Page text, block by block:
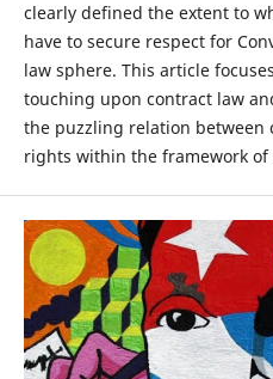
clearly defined the extent to
have to secure respect for
law sphere. This article
touching upon contract law
the puzzling relation between
rights within the framework of